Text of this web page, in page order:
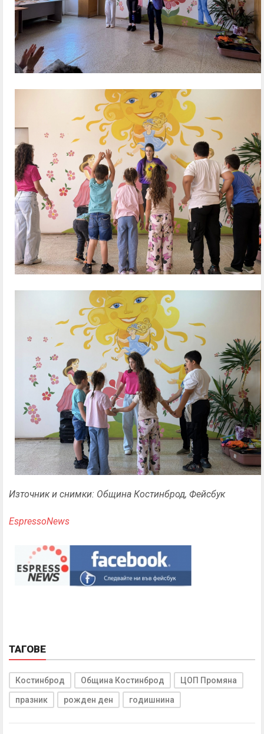
Източник и снимки: Община Костинброд, Фейсбук
EspressoNews
ТАГОВЕ
Костинброд Община Костинброд ЦОП Промяна
празник рожден ден годишнина